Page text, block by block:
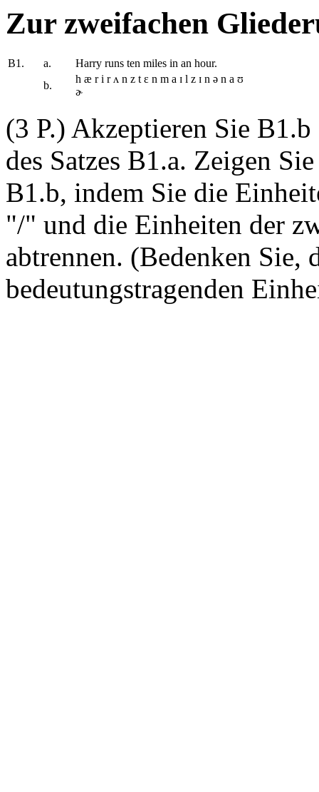
Zur zweifachen
B1. a.
Harry runs ten miles in an hour.
b.
h æ r i r ʌ n z t ɛ n m a ɪ l z ɪ n ə n a ʊ
ɚ
(3 P.) Akzeptieren Sie
des Satzes B1.a. Zeigen
B1.b, indem Sie die
"/" und die Einheiten der
abtrennen. (Bedenken Sie,
bedeutungstragenden